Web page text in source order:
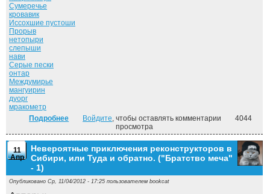
Сумеречье
кровавик
Иссохшие пустоши
Прорыв
нетопыри
слепыши
нави
Серые пески
онтар
Междумирье
мангуирин
дуорг
мракометр
Подробнее о Принцип вмешательства. ("Братство меча" - 3)
Войдите, чтобы оставлять комментарии
4044
просмотра
11
Апр
Невероятные приключения реконструкторов в
Сибири, или Туда и обратно. ("Братство меча"
- 1)
Опубликовано Ср, 11/04/2012 - 17:25 пользователем bookcat